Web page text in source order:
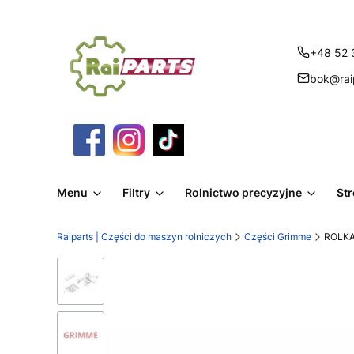
+48 52
Menu Filtry Rolnictwo precyzyjne
Raiparts | Części do maszyn rolniczych Części Grimme